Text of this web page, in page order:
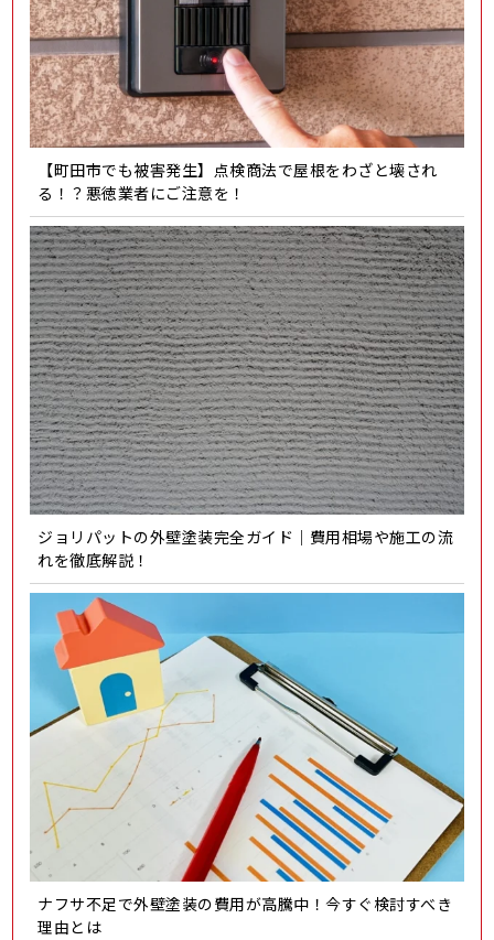
【町田市でも被害発生】点検商法で屋根をわざと壊され
る！？悪徳業者にご注意を！
ジョリパットの外壁塗装完全ガイド｜費用相場や施工の流
れを徹底解説！
ナフサ不足で外壁塗装の費用が高騰中！今すぐ検討すべき
理由とは